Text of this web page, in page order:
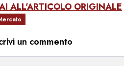
ALL'ARTICOLO ORIGINALE
un commento